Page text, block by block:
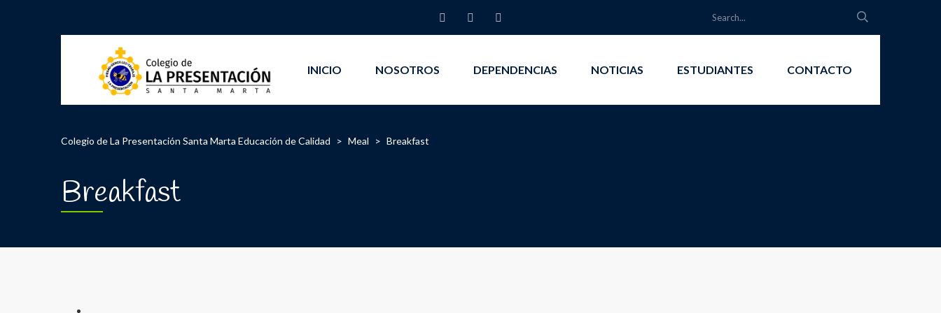
INICIO NOSOTROS DEPENDENCIAS NOTICIAS ESTUDIANTES CONTACTO
Colegio de La Presentación Santa Marta Educación de Calidad > Meal > Breakfast
Breakfast